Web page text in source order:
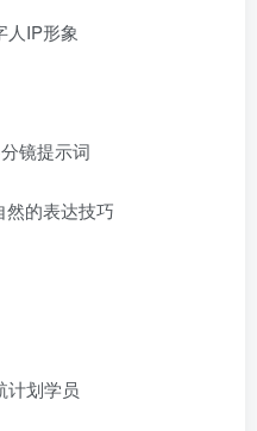
人IP形象
镜提示词
然的表达技巧
计划学员